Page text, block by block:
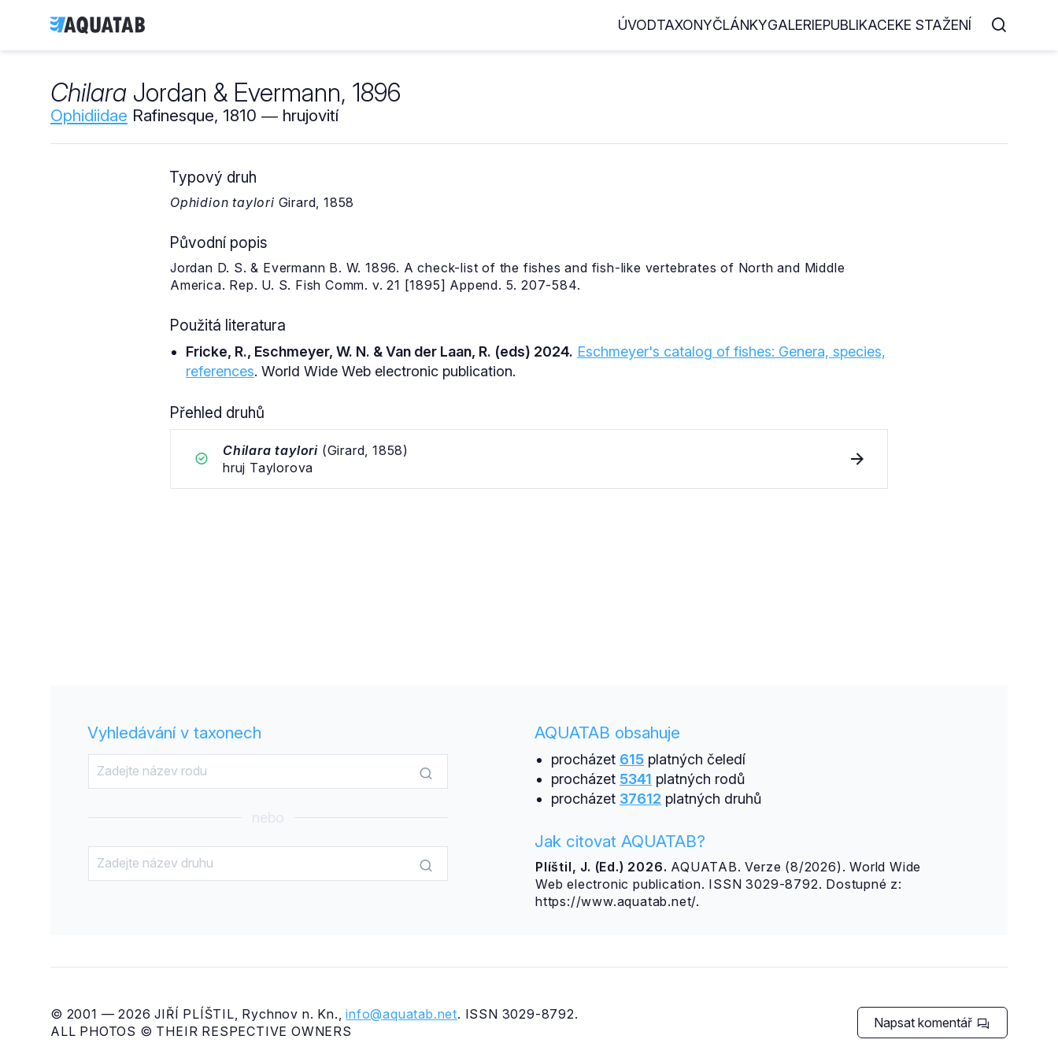
ÚVODTAXONYČLÁNKYGALERIEPUBLIKACEKE STAŽENÍ
Chilara Jordan & Evermann, 1896
Ophidiidae Rafinesque, 1810 ― hrujovití
Typový druh
Ophidion taylori Girard, 1858
Původní popis
Jordan D. S. & Evermann B. W. 1896. A check-list of the fishes and fish-like vertebrates of North and Middle
America. Rep. U. S. Fish Comm. v. 21 [1895] Append. 5. 207-584.
Použitá literatura
Fricke, R., Eschmeyer, W. N. & Van der Laan, R. (eds) 2024. Eschmeyer's catalog of fishes: Genera, species,
references. World Wide Web electronic publication.
Přehled druhů
Chilara taylori (Girard, 1858)
hruj Taylorova
Vyhledávání v taxonech
nebo
AQUATAB obsahuje
procházet 615platných čeledí
procházet 5341 platných rodů
procházet 37612 platných druhů
Jak citovat AQUATAB?
Plíštil, J. (Ed.) 2026. AQUATAB. Verze (8/2026). World Wide
Web electronic publication. ISSN 3029-8792. Dostupné z:
https://www.aquatab.net/.
© 2001 — 2026 JIŘÍ PLÍŠTIL, Rychnov n. Kn.,info@aquatab.net. ISSN 3029-8792.
ALL PHOTOS © THEIR RESPECTIVE OWNERS
Napsat komentář